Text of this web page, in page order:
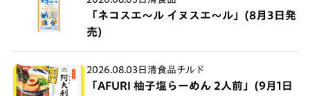
「ネコスエ～ル イヌスエ～ル」(8月3日発
売)
2026.08.03 日清食品チルド
「AFURI 柚子塩らーめん 2人前」(9月1日